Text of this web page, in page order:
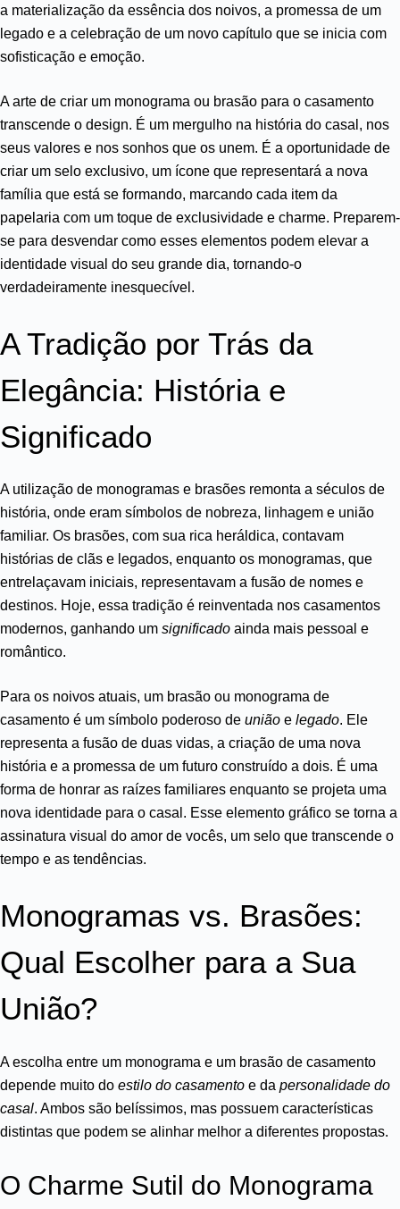
a materialização da essência dos noivos, a promessa de um
legado e a celebração de um novo capítulo que se inicia com
sofisticação e emoção.
A arte de criar um monograma ou brasão para o casamento
transcende o design. É um mergulho na história do casal, nos
seus valores e nos sonhos que os unem. É a oportunidade de
criar um selo exclusivo, um ícone que representará a nova
família que está se formando, marcando cada item da
papelaria com um toque de exclusividade e charme. Preparem-
se para desvendar como esses elementos podem elevar a
identidade visual do seu grande dia, tornando-o
verdadeiramente inesquecível.
A Tradição por Trás da
Elegância: História e
Significado
A utilização de monogramas e brasões remonta a séculos de
história, onde eram símbolos de nobreza, linhagem e união
familiar. Os brasões, com sua rica heráldica, contavam
histórias de clãs e legados, enquanto os monogramas, que
entrelaçavam iniciais, representavam a fusão de nomes e
destinos. Hoje, essa tradição é reinventada nos casamentos
modernos, ganhando um significado ainda mais pessoal e
romântico.
Para os noivos atuais, um brasão ou monograma de
casamento é um símbolo poderoso de união e legado. Ele
representa a fusão de duas vidas, a criação de uma nova
história e a promessa de um futuro construído a dois. É uma
forma de honrar as raízes familiares enquanto se projeta uma
nova identidade para o casal. Esse elemento gráfico se torna a
assinatura visual do amor de vocês, um selo que transcende o
tempo e as tendências.
Monogramas vs. Brasões:
Qual Escolher para a Sua
União?
A escolha entre um monograma e um brasão de casamento
depende muito do estilo do casamento e da personalidade do
casal. Ambos são belíssimos, mas possuem características
distintas que podem se alinhar melhor a diferentes propostas.
O Charme Sutil do Monograma